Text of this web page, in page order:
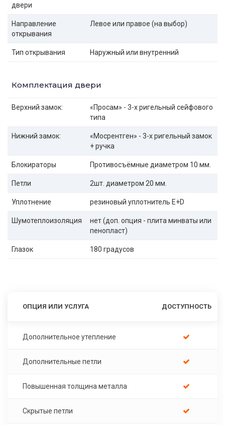
двери
Направление
открывания
Левое или правое (на выбор)
Тип открывания Наружный или внутренний
Комплектация двери
Верхний замок:
«Просам» - 3-х ригельный сейфового
типа
Нижний замок:
«Мосрентген» - 3-х ригельный замок
+ ручка
Блокираторы Противосъёмные диаметром 10 мм.
Петли 2шт. диаметром 20 мм.
Уплотнение резиновый уплотнитель E+D
Шумотеплоизоляция
нет (доп. опция - плита минваты или
пенопласт)
Глазок 180 градусов
ОПЦИЯ ИЛИ УСЛУГА ДОСТУПНОСТЬ
Дополнительное утепление
Дополнительные петли
Повышенная толщина металла
Скрытые петли